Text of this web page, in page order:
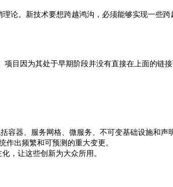
术要想跨越鸿沟，必须能够实现一些跨越
为其处于早期阶段并没有直接在上面的链接
容器、服务网格、微服务、不可变基础设施和声
出频繁和可预测的重大变更。
，让这些创新为大众所用。